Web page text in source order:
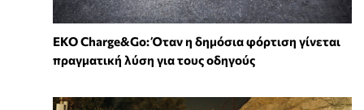
EKO Charge&Go: Όταν η δημόσια φόρτιση γίνεται
πραγματική λύση για τους οδηγούς